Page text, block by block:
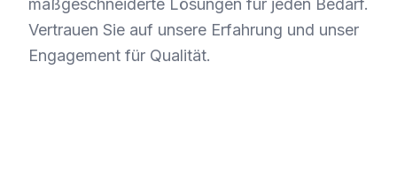
Vertrauen Sie auf unsere Erfahrung und unser
Engagement für Qualität.